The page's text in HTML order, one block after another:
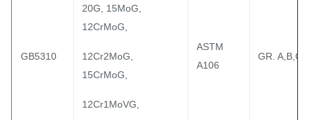
GB5310
20G, 15MoG,
12CrMoG,
12Cr2MoG,
15CrMoG,
12Cr1MoVG,
ASTM
A106
GR. A,B,C